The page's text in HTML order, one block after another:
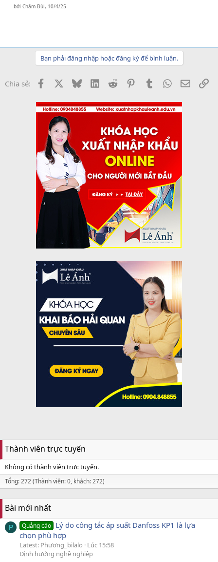
bởiChâm Bùi, 10/4/25
Bạn phải đăng nhập hoặc đăng ký để bình luận.
Chia sẻ: Facebook BlueskyLinkedInReddit PinterestTumblrWhatsApp
Email
Thành viên trực tuyến
Không có thành viên trực tuyến.
Tổng: 272 (Thành viên: 0, khách: 272)
Bài mới nhất
P Quảng cáo Lý do công tắc áp suất Danfoss KP1 là lựa
chọn phù hợp
Latest: Phương_bilalo
Lúc 15:58
Định hướng nghề nghiệp